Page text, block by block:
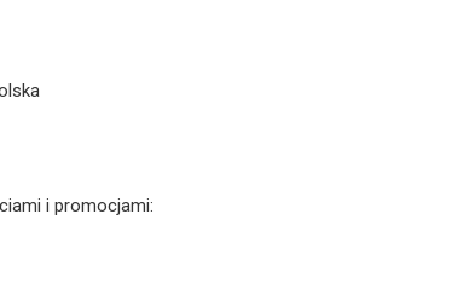
i promocjami: